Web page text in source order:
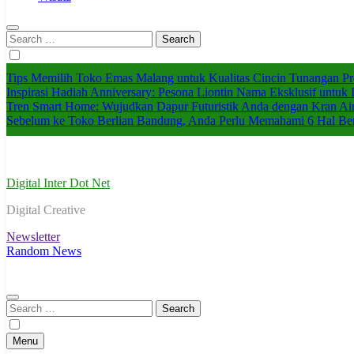
Search
for:
Tips Memilih Toko Emas Malang untuk Kualitas Cincin Tunangan
Inspirasi Hadiah Anniversary: Pesona Liontin Nama Eksklusif untuk
Tren Smart Home: Wujudkan Dapur Futuristik Anda dengan Kran
Sebelum ke Toko Berlian Bandung, Anda Perlu Memahami 6 Hal
Digital Inter Dot Net
Digital Creative
Newsletter
Random News
Search
for:
Menu